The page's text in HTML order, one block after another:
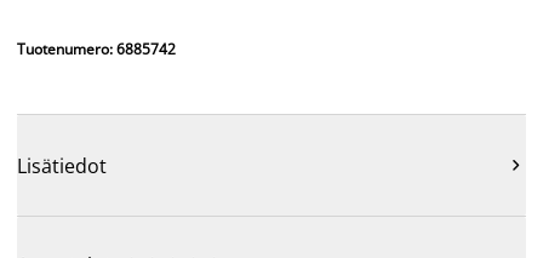
Tuotenumero: 6885742
Lisätiedot 